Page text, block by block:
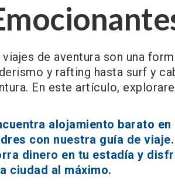
viajes de aventura son una
y rafting hasta surf y
En este artículo,